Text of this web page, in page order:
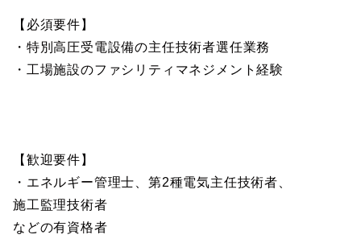
【必須要件】
・特別高圧受電設備の主任技術者選任業務
・工場施設のファシリティマネジメント経験
【歓迎要件】
・エネルギー管理士、第2種電気主任技術者、
施工監理技術者
などの有資格者